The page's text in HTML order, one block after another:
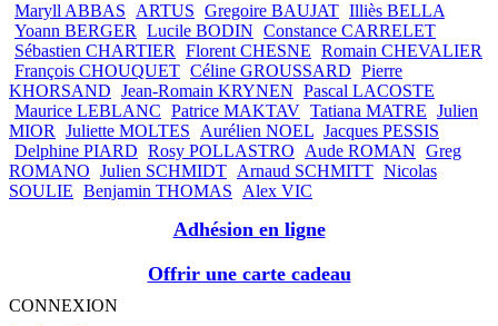
Maryll ABBAS
ARTUS Gregoire BAUJAT Illiès BELLA
Yoann BERGER
Lucile BODIN Constance CARRELET
Sébastien CHARTIER
Florent CHESNE Romain CHEVALIER
François CHOUQUET Céline GROUSSARD Pierre
KHORSAND Jean-Romain KRYNEN Pascal LACOSTE
Maurice LEBLANC Patrice MAKTAV Tatiana MATRE Julien
MIOR
Juliette MOLTES Aurélien NOEL Jacques PESSIS
Delphine PIARD Rosy POLLASTRO Aude ROMAN Greg
ROMANO Julien SCHMIDT Arnaud SCHMITT Nicolas
SOULIE Benjamin THOMAS Alex VIC
Adhésion en ligne
Offrir une carte cadeau
CONNEXION